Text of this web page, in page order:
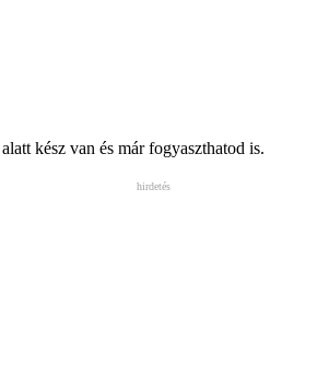
kész van és már fogyaszthatod is.
hirdetés